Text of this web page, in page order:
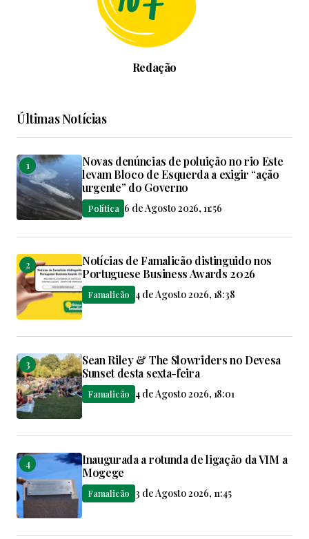
Redação
Últimas Notícias
Novas denúncias de poluição no rio Este
levam Bloco de Esquerda a exigir “ação
urgente” do Governo
Política 6 de Agosto 2026, 11:56
Notícias de Famalicão distinguido nos
Portuguese Business Awards 2026
Famalicão 4 de Agosto 2026, 18:38
Sean Riley & The Slowriders no Devesa
Sunset desta sexta-feira
Famalicão 4 de Agosto 2026, 18:01
Inaugurada a rotunda de ligação da VIM a
Mogege
Famalicão 3 de Agosto 2026, 11:45